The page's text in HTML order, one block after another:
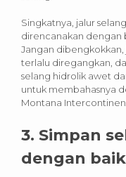
Singkatnya, jalur
direncanakan dengan
Jangan
terlalu diregangkan,
selang hidrolik awet
untuk membahasnya
Montana
3. Simpan
dengan baik